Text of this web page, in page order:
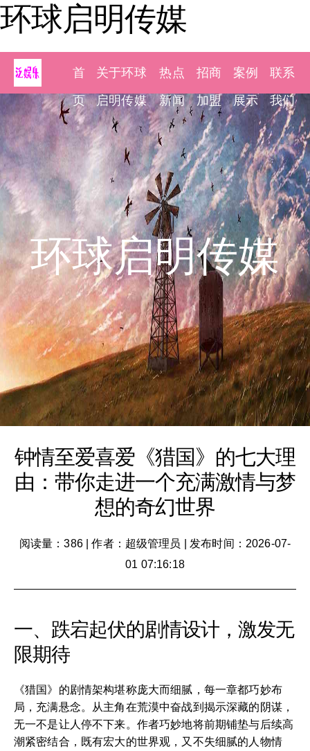
环球启明传媒
首
页
关于环球
启明传媒
热点
新闻
招商
加盟
案例
展示
联系
我们
环球启明传媒
钟情至爱喜爱《猎国》的七大理
由：带你走进一个充满激情与梦
想的奇幻世界
阅读量：386|作者：超级管理员
发布时间：2026-07-
01 07:16:18
一、跌宕起伏的剧情设计，激发无
限期待
《猎国》的剧情架构堪称庞大而细腻，每一章都巧妙布
局，充满悬念。从主角在荒漠中奋战到揭示深藏的阴谋，
无一不是让人停不下来。作者巧妙地将前期铺垫与后续高
潮紧密结合，既有宏大的世界观，又不失细腻的人物情